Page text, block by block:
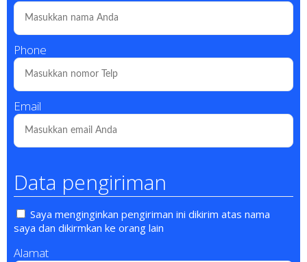
Phone
Email
Data pengiriman
Saya menginginkan pengiriman ini dikirim atas nama
saya dan dikirmkan ke orang lain
Alamat